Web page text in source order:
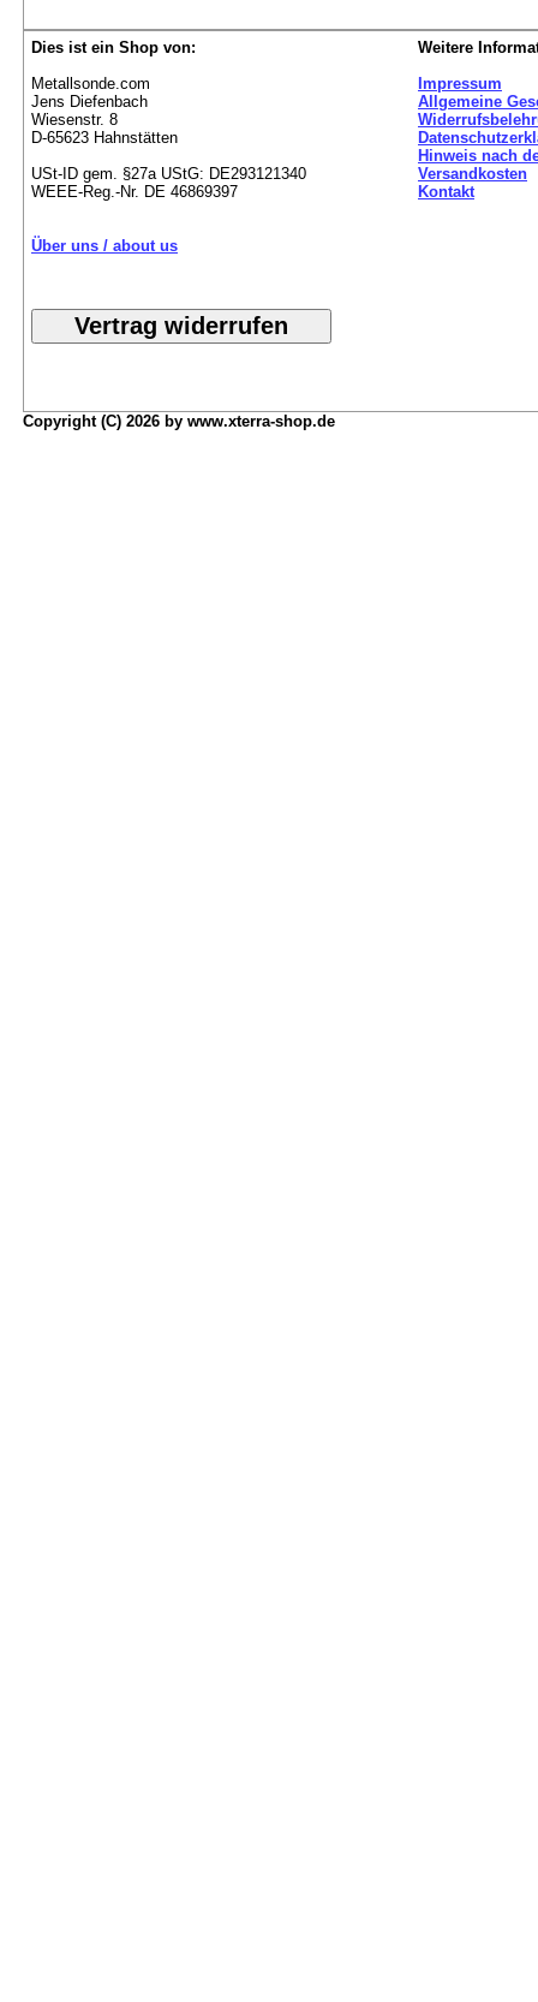
Dies ist ein Shop von:
Metallsonde.com
Jens Diefenbach
Wiesenstr. 8
D-65623 Hahnstätten
USt-ID gem. §27a UStG: DE293121340
WEEE-Reg.-Nr. DE 46869397
Über uns / about us
Weitere
Impressum
Allgemeine
Hinweis nach
Versandkosten
Kontakt
Copyright (C) 2026 by www.xterra-shop.de